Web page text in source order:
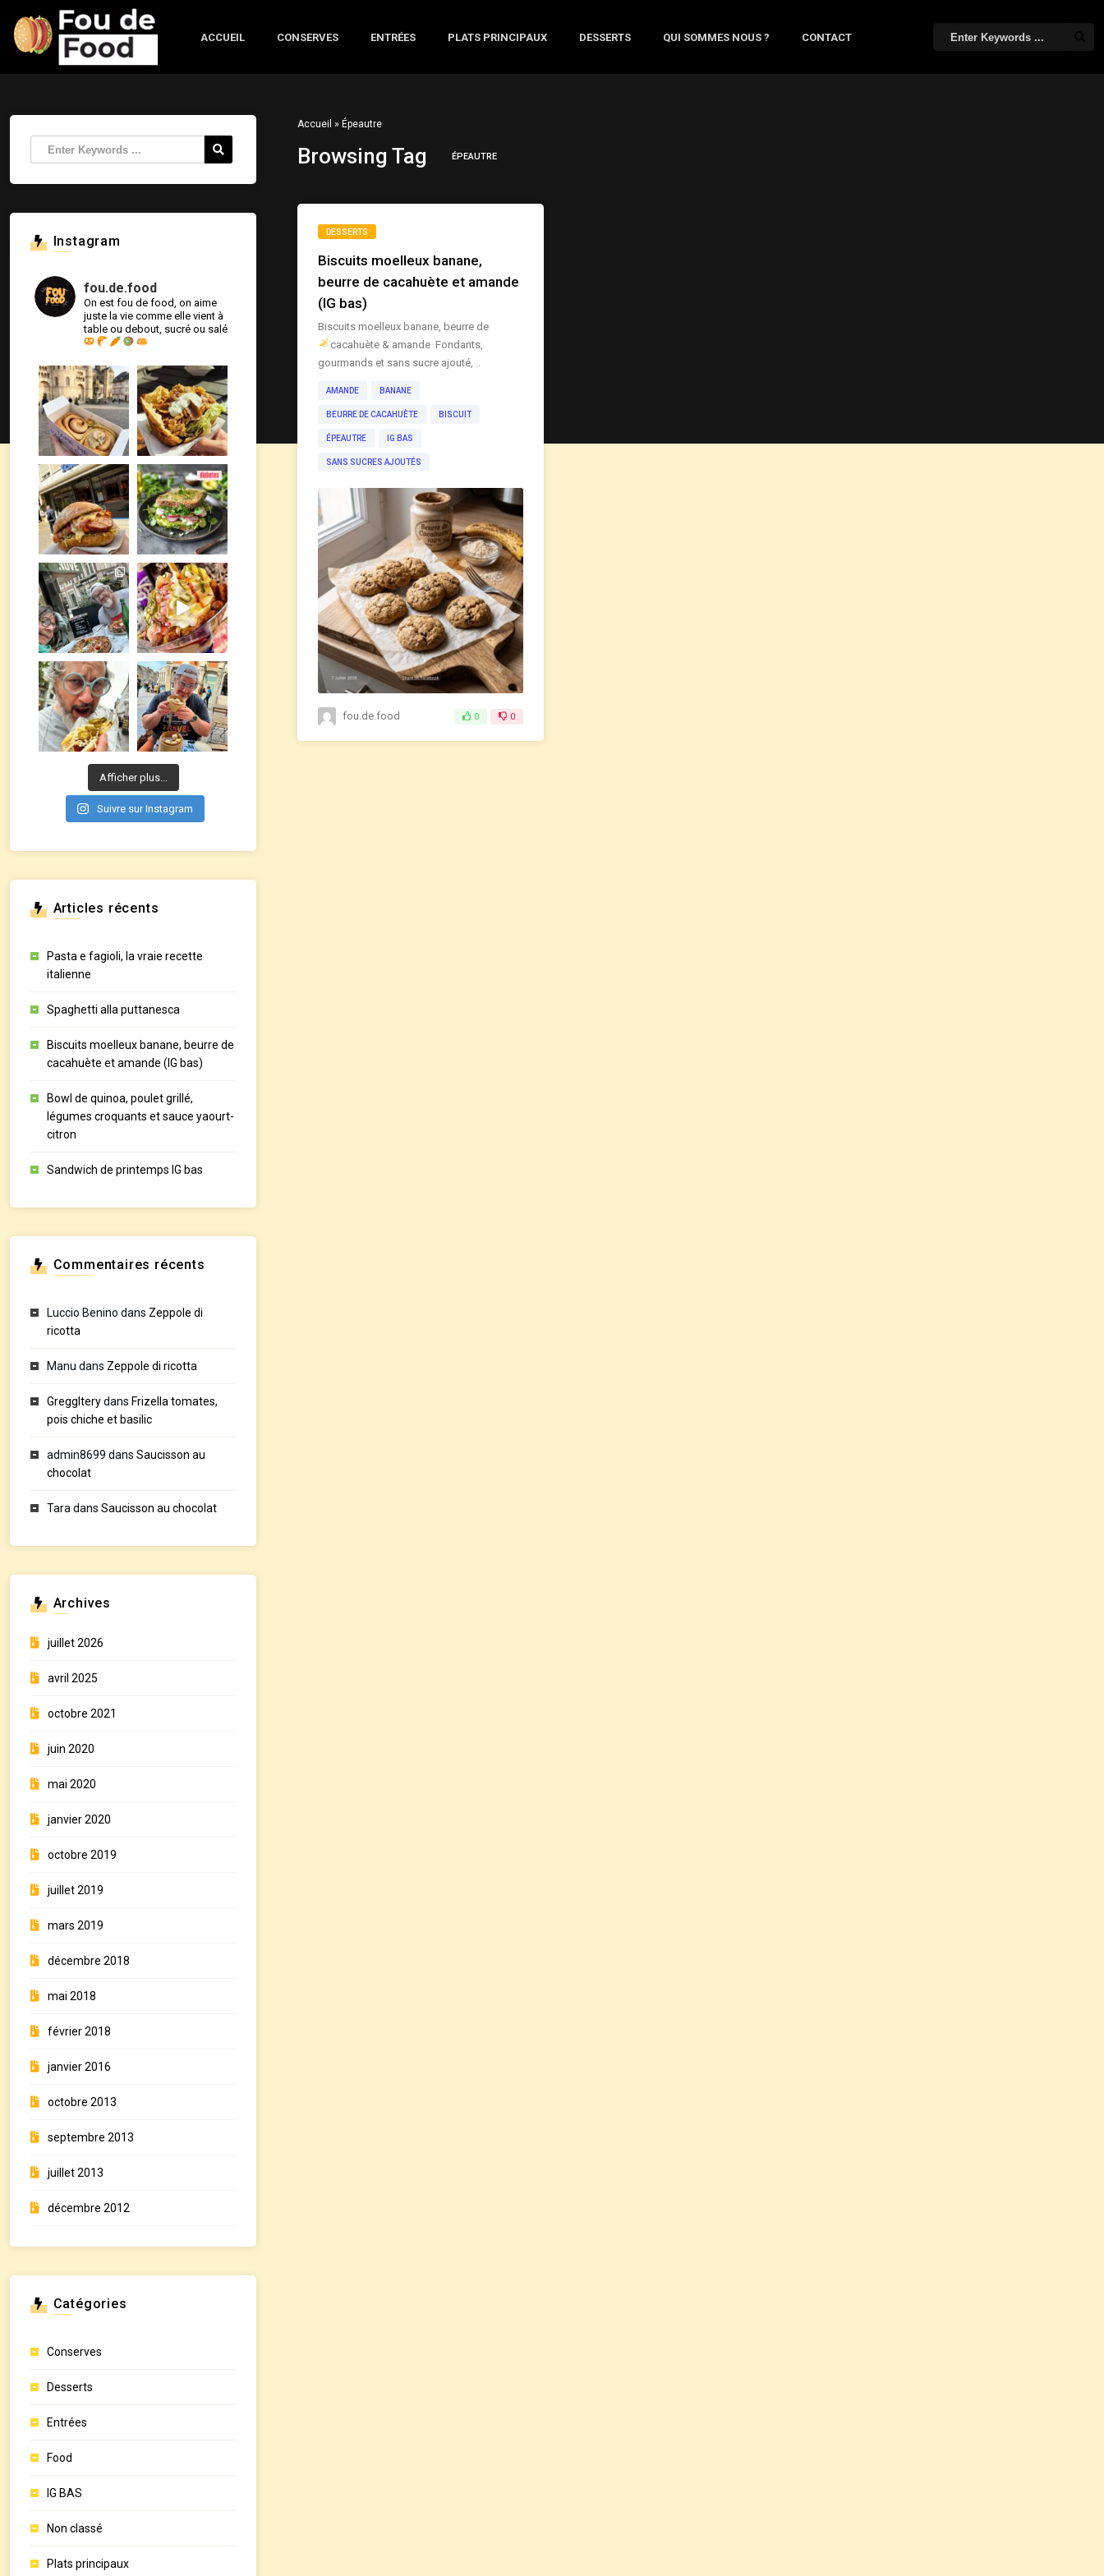
ACCUEIL CONSERVES ENTRÉES PLATS PRINCIPAUX DESSERTS QUI SOMMES NOUS ? CONTACT
Accueil » Épeautre
Browsing Tag ÉPEAUTRE
DESSERTS
Biscuits moelleux banane,
beurre de cacahuète et amande
(IG bas)
Biscuits moelleux banane, beurre de
cacahuète & amande Fondants,
gourmands et sans sucre ajouté, ..
AMANDE BANANE
BEURRE DE CACAHUÈTE BISCUIT
ÉPEAUTRE IG BAS
SANS SUCRES AJOUTÉS
fou.de.food 0 0
Instagram
fou.de.food
On est fou de food, on aime
juste la vie comme elle vient à
table ou debout, sucré ou salé
Afficher plus...
Suivre sur Instagram
Articles récents
Pasta e fagioli, la vraie recette
italienne
Spaghetti alla puttanesca
Biscuits moelleux banane, beurre de
cacahuète et amande (IG bas)
Bowl de quinoa, poulet grillé,
légumes croquants et sauce yaourt-
citron
Sandwich de printemps IG bas
Commentaires récents
Luccio Benino dans Zeppole di
ricotta
Manu dans Zeppole di ricotta
GreggIterydans Frizella tomates,
pois chiche et basilic
admin8699 dans Saucisson au
chocolat
Tara dans Saucisson au chocolat
Archives
juillet 2026
avril 2025
octobre 2021
juin 2020
mai 2020
janvier 2020
octobre 2019
juillet 2019
mars 2019
décembre 2018
mai 2018
février 2018
janvier 2016
octobre 2013
septembre 2013
juillet 2013
décembre 2012
Catégories
Conserves
Desserts
Entrées
Food
IG BAS
Non classé
Plats principaux